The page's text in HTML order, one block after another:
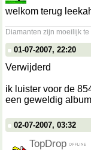
welkom terug
Diamanten zijn moeilijk
01-07-2007, 22:20
Verwijderd
ik luister voor de
een geweldig
02-07-2007, 03:32
TopDrop